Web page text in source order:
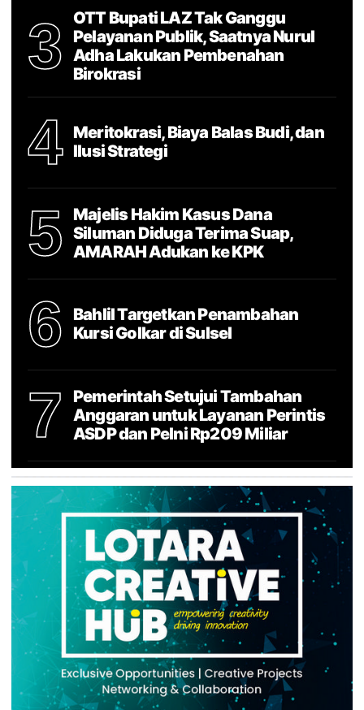
3
OTT Bupati LAZ Tak Ganggu
Pelayanan Publik, Saatnya Nurul
Adha Lakukan Pembenahan
Birokrasi
4
Meritokrasi, Biaya Balas Budi, dan
Ilusi Strategi
5
Majelis Hakim Kasus Dana
Siluman Diduga Terima Suap,
AMARAH Adukan ke KPK
6
Bahlil Targetkan Penambahan
Kursi Golkar di Sulsel
7
Pemerintah Setujui Tambahan
Anggaran untuk Layanan Perintis
ASDP dan Pelni Rp209 Miliar